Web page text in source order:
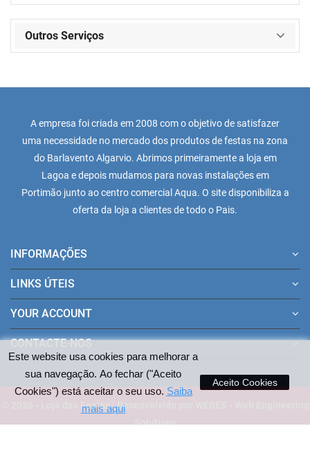
Este website usa cookies para melhorar a
sua navegação. Ao fechar ("Aceito
Cookies") está aceitar o seu uso. Saiba
mais aqui
Aceito Cookies
Outros Serviços
A empresa foi criada em 2008 com o objetivo de satisfazer
uma necessidade no mercado dos produtos de festas na zona
do Barlavento Algarvio. Abrimos primeiramente a loja em
Lagoa e depois mudamos para novas instalações em
Portimão junto ao centro comercial Aqua. O site disponibiliza a
oferta da loja a clientes de todo o Pais.
INFORMAÇÕES
LINKS ÚTEIS
YOUR ACCOUNT
CONTACTE-NOS
© 2026 - Loja das Festas | Desenvolvido por WEBES - Web Engineering
Solutions